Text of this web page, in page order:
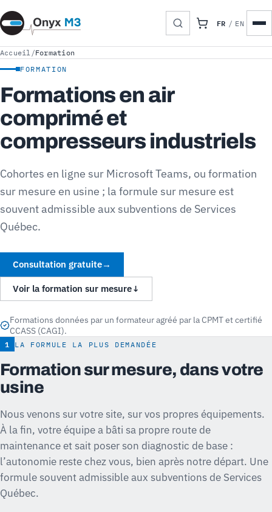
FR / EN
Accueil /Formation
FORMATION
Formations en air
comprimé et
compresseurs industriels
Cohortes en ligne sur Microsoft Teams, ou formation
sur mesure en usine ; la formule sur mesure est
souvent admissible aux subventions de Services
Québec.
Consultation gratuite→
Voir la formation sur mesure↓
Formations données par un formateur agréé par la CPMT et certifié
CCASS (CAGI).
1 LA FORMULE LA PLUS DEMANDÉE
Formation sur mesure, dans votre
usine
Nous venons sur votre site, sur vos propres équipements.
À la fin, votre équipe a bâti sa propre route de
maintenance et sait poser son diagnostic de base :
l’autonomie reste chez vous, bien après notre départ. Une
formule souvent admissible aux subventions de Services
Québec.